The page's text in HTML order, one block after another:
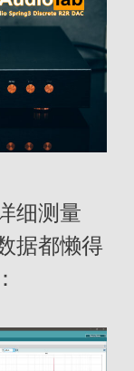
细测量
据都懒得